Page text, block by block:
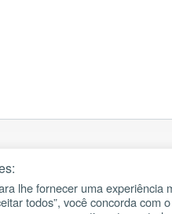
lhe fornecer uma
todos”, você concorda